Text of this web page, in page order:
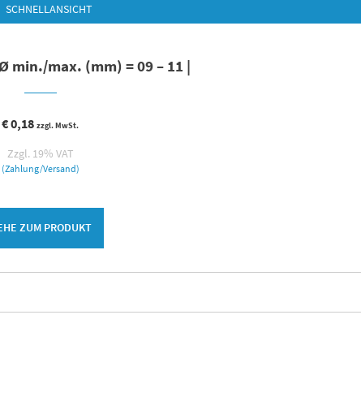
SCHNELLANSICHT
min./max. (mm) = 09 – 11 |
€0,18 zzgl. MwSt.
Zzgl. 19% VAT
(Zahlung/Versand)
ZUM PRODUKT